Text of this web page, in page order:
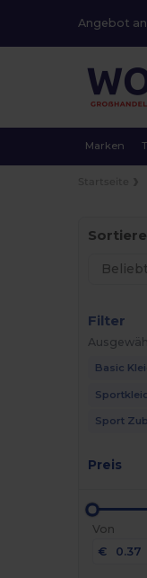
Angebot
Marken
Filter
Basic
Sport
Preis
Von
€